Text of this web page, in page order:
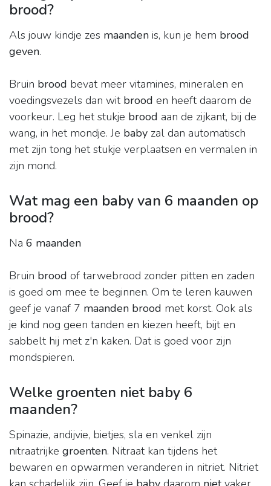
brood?
Als jouw kindje zes maanden is, kun je hem brood
geven.
Bruin brood bevat meer vitamines, mineralen en
voedingsvezels dan wit brood en heeft daarom de
voorkeur. Leg het stukje brood aan de zijkant, bij de
wang, in het mondje. Je baby zal dan automatisch
met zijn tong het stukje verplaatsen en vermalen in
zijn mond.
Wat mag een baby van 6 maanden op
brood?
Na 6 maanden
Bruin brood of tarwebrood zonder pitten en zaden
is goed om mee te beginnen. Om te leren kauwen
geef je vanaf 7 maanden brood met korst. Ook als
je kind nog geen tanden en kiezen heeft, bijt en
sabbelt hij met z'n kaken. Dat is goed voor zijn
mondspieren.
Welke groenten niet baby 6
maanden?
Spinazie, andijvie, bietjes, sla en venkel zijn
nitraatrijke groenten. Nitraat kan tijdens het
bewaren en opwarmen veranderen in nitriet. Nitriet